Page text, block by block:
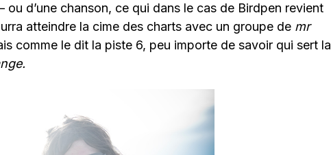
ou d’une chanson, ce qui dans le cas de Birdpen revient
atteindre la cime des charts avec un groupe de mr
comme le dit la piste 6, peu importe de savoir qui sert la